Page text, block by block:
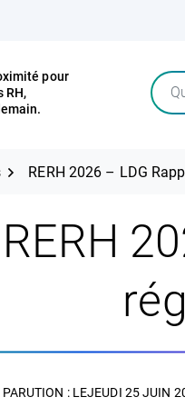
pour
RH,
RERH 2026 – LDG
RERH
PARUTION : LEJEUDI 25 JUIN